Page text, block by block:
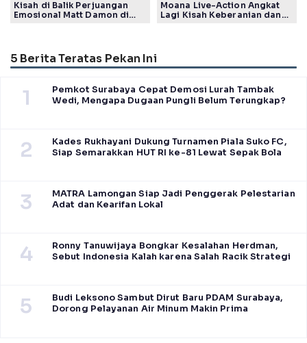
Kisah di Balik Perjuangan
Emosional Matt Damon di
Moana Live-Action Angkat
Lagi Kisah Keberanian dan
5 Berita Teratas Pekan Ini
1
Pemkot Surabaya Cepat Demosi Lurah Tambak
Wedi, Mengapa Dugaan Pungli Belum Terungkap?
2
Kades Rukhayani Dukung Turnamen Piala Suko FC,
Siap Semarakkan HUT RI ke-81 Lewat Sepak Bola
3
MATRA Lamongan Siap Jadi Penggerak Pelestarian
Adat dan Kearifan Lokal
4
Ronny Tanuwijaya Bongkar Kesalahan Herdman,
Sebut Indonesia Kalah karena Salah Racik Strategi
5
Budi Leksono Sambut Dirut Baru PDAM Surabaya,
Dorong Pelayanan Air Minum Makin Prima